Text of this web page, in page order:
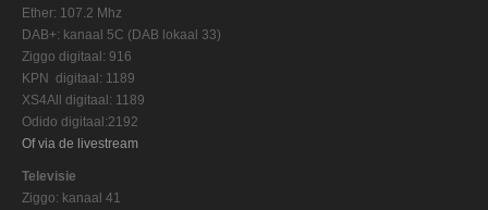
Ether: 107.2 Mhz
DAB+: kanaal 5C (DAB lokaal 33)
Ziggo digitaal: 916
KPN digitaal: 1189
XS4All digitaal: 1189
Odido digitaal:2192
Of via de livestream
Televisie
Ziggo: kanaal 41